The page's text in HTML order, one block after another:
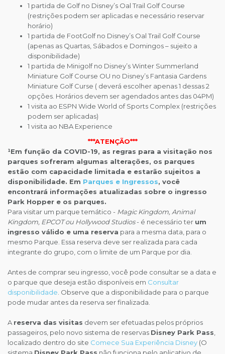
1 partida de Golf no Disney’s Oal Trail Golf Course
(restrições podem ser aplicadas e necessário reservar
horário)
1 partida de FootGolf no Disney’s Oal Trail Golf Course
(apenas as Quartas, Sábados e Domingos – sujeito a
disponibilidade)
1 partida de Minigolf no Disney’s Winter Summerland
Miniature Golf Course OU no Disney’s Fantasia Gardens
Miniature Golf Curse ( deverá escolher apenas 1 dessas 2
opções. Horários devem ser agendados antes das 04PM)
1 visita ao ESPN Wide World of Sports Complex (restrições
podem ser aplicadas)
1 visita ao NBA Experience
***ATENÇÃO***
¹Em função da COVID-19, as regras para a visitação nos
parques sofreram algumas alterações, os parques
estão com capacidade limitada e estarão sujeitos a
disponibilidade. Em Parques e Ingressos, você
encontrará informações atualizadas sobre o ingresso
Park Hopper e os parques.
Para visitar um parque temático - Magic Kingdom, Animal
Kingdom, EPCOT ou Hollywood Studios- é necessário ter um
ingresso válido e uma reserva para a mesma data, para o
mesmo Parque. Essa reserva deve ser realizada para cada
integrante do grupo, com o limite de um Parque por dia.
Antes de comprar seu ingresso, você pode consultar se a data e
o parque que deseja estão disponíveis em Consultar
disponibilidade . Observe que a disponibilidade para o parque
pode mudar antes da reserva ser finalizada.
A reserva das visitas devem ser efetuadas pelos próprios
passageiros, pelo novo sistema de reservas Disney Park Pass
localizado dentro do site Comece Sua Experiência Disney (O
sistema Disney Park Pass não funciona pelo aplicativo de